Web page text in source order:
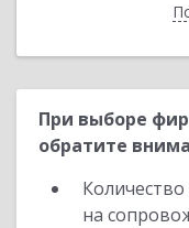
При выборе
обратите
на